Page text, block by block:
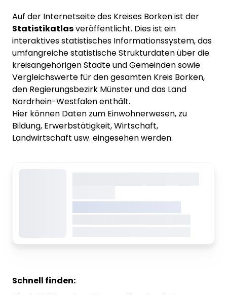
Auf der Internetseite des Kreises Borken ist der
Statistikatlasveröffentlicht. Dies ist ein
interaktives statistisches Informationssystem, das
umfangreiche statistische Strukturdaten über die
kreisangehörigen Städte und Gemeinden sowie
Vergleichswerte für den gesamten Kreis Borken,
den Regierungsbezirk Münster und das Land
Nordrhein-Westfalen enthält.
Hier können Daten zum Einwohnerwesen, zu
Bildung, Erwerbstätigkeit, Wirtschaft,
Landwirtschaft usw. eingesehen werden.
Schnell finden: